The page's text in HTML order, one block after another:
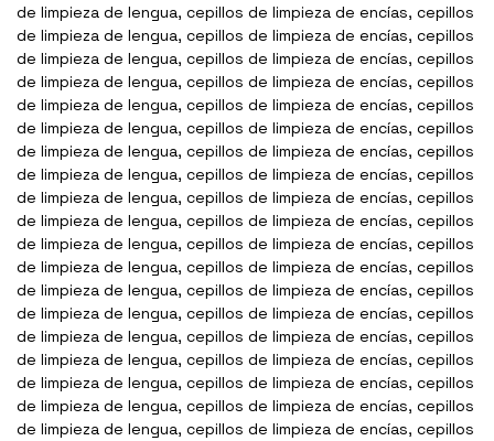
de limpieza de lengua, cepillos de limpieza de encías, cepillos
de limpieza de lengua, cepillos de limpieza de encías, cepillos
de limpieza de lengua, cepillos de limpieza de encías, cepillos
de limpieza de lengua, cepillos de limpieza de encías, cepillos
de limpieza de lengua, cepillos de limpieza de encías, cepillos
de limpieza de lengua, cepillos de limpieza de encías, cepillos
de limpieza de lengua, cepillos de limpieza de encías, cepillos
de limpieza de lengua, cepillos de limpieza de encías, cepillos
de limpieza de lengua, cepillos de limpieza de encías, cepillos
de limpieza de lengua, cepillos de limpieza de encías, cepillos
de limpieza de lengua, cepillos de limpieza de encías, cepillos
de limpieza de lengua, cepillos de limpieza de encías, cepillos
de limpieza de lengua, cepillos de limpieza de encías, cepillos
de limpieza de lengua, cepillos de limpieza de encías, cepillos
de limpieza de lengua, cepillos de limpieza de encías, cepillos
de limpieza de lengua, cepillos de limpieza de encías, cepillos
de limpieza de lengua, cepillos de limpieza de encías, cepillos
de limpieza de lengua, cepillos de limpieza de encías, cepillos
de limpieza de lengua, cepillos de limpieza de encías, cepillos